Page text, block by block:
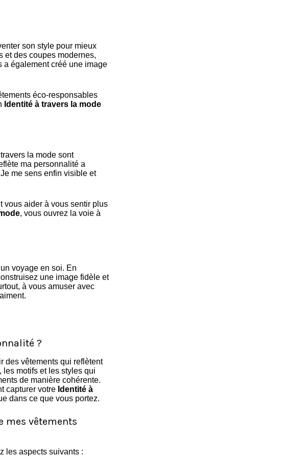
son style pour mieux
et des coupes modernes,
a également créé une image
éco-responsables
Identité à travers la mode
la mode sont
ma personnalité a
me sens enfin visible et
vous aider à vous sentir plus
, vous ouvrez la voie à
voyage en soi. En
une image fidèle et
à vous amuser avec
?
des vêtements qui reflètent
motifs et les styles qui
de manière cohérente.
capturer votre Identité à
dans ce que vous portez.
mes vêtements
les aspects suivants :